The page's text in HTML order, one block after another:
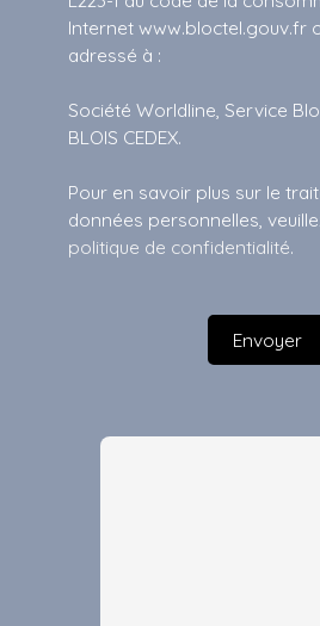
Internet www.bloctel.gouv.fr
adressé à :
Société Worldline, Service
BLOIS CEDEX.
Pour en savoir plus sur le
données personnelles,
politique de confidentialité.
Envoyer